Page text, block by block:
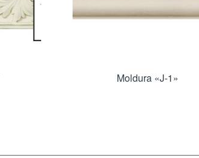
Moldura «J-1»